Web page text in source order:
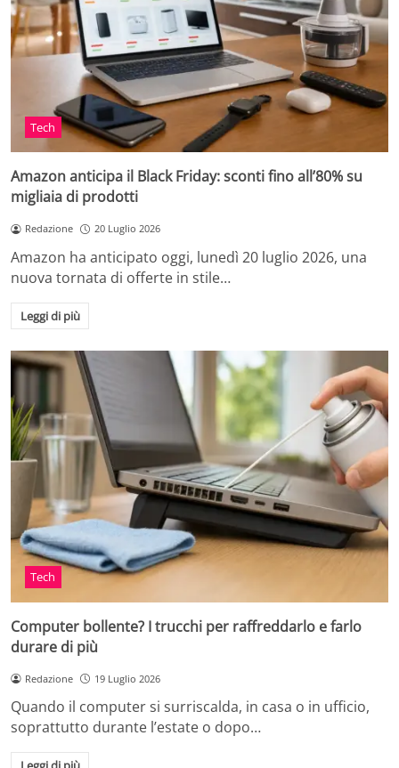
Tech
Amazon anticipa il Black Friday: sconti fino all’80% su
migliaia di prodotti
Redazione 20 Luglio 2026
Amazon ha anticipato oggi, lunedì 20 luglio 2026, una
nuova tornata di offerte in stile…
Leggi di più
Tech
Computer bollente? I trucchi per raffreddarlo e farlo
durare di più
Redazione 19 Luglio 2026
Quando il computer si surriscalda, in casa o in ufficio,
soprattutto durante l’estate o dopo…